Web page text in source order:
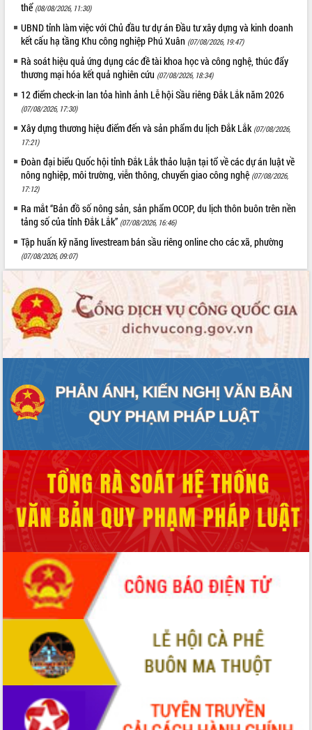
HĐND tỉnh thông qua điều chỉnh Quy
Hội thảo góp ý hồ sơ điều chỉnh quy
hoạch tỉnh Đắk Lắk thời kỳ 2021-2030,
tầm nhìn đến năm 2050
Nâng cao hiệu quả hoạt động của các
doanh nghiệp nhà nước
Hội nghị triển khai kết nối mạng
truyền số liệu chuyên dùng phục vụ cơ
quan Đảng, Nhà nước
Lễ phát động chuỗi hoạt động chung
tay làm sạch môi trường
Xã Ea Kar bước chuyển mình trong
công tác cải cách hành chính mô hình
mới
UBND tỉnh họp báo định kỳ tháng 4
năm 2026
Hội thảo khoa học “Giải pháp thúc đẩy
Đắk Lắk”
Tăng cường giám sát, đôn đốc thực
hiện nhiệm vụ quản lý tài sản công
hàng tuần
Tháo gỡ những vướng mắc, đẩy mạnh
tại Trung tâm Phục vụ hành chính
công tỉnh
Đắk Lắk: Tôn vinh 46 giải pháp tại Hội
Đắk Lắk rà soát, điều chỉnh Đề án 190
về phát triển nuôi trồng thủy sản
Phó Chủ tịch UBND tỉnh Đắk Lắk
Trương Công Thái kiểm tra thực địa
Dự án cao tốc Khánh Hòa - Buôn Ma
Thuột
Định vị cà phê Việt Nam như một “di
sản sống” trong dòng chảy toàn cầu
Xây dựng nông thôn mới: Nâng cao đời
sống người dân từ những mô hình thiết
thực
Quyết liệt tháo gỡ vướng mắc, đẩy
nhanh tiến độ các dự án trọng điểm
trong Khu kinh tế Nam Phú Yên
Hòn Yến phát triển du lịch gắn với bảo
tồn biển
Lấy ý kiến điều chỉnh Quy hoạch tỉnh
Đắk Lắk thời kỳ 2021-2030, tầm nhìn
đến năm 2050
thể (08/08/2026, 11:30)
UBND tỉnh làm việc với Chủ đầu tư dự án Đầu tư xây dựng và kinh doanh
kết cấu hạ tầng Khu công nghiệp Phú Xuân (07/08/2026, 19:47)
Rà soát hiệu quả ứng dụng các đề tài khoa học và công nghệ, thúc đẩy
thương mại hóa kết quả nghiên cứu (07/08/2026, 18:34)
12 điểm check-in lan tỏa hình ảnh Lễ hội Sầu riêng Đắk Lắk năm 2026
(07/08/2026, 17:30)
Xây dựng thương hiệu điểm đến và sản phẩm du lịch Đắk Lắk (07/08/2026,
17:21)
Đoàn đại biểu Quốc hội tỉnh Đắk Lắk thảo luận tại tổ về các dự án luật về
nông nghiệp, môi trường, viễn thông, chuyển giao công nghệ (07/08/2026,
17:12)
Ra mắt “Bản đồ số nông sản, sản phẩm OCOP, du lịch thôn buôn trên nền
tảng số của tỉnh Đắk Lắk” (07/08/2026, 16:46)
Tập huấn kỹ năng livestream bán sầu riêng online cho các xã, phường
(07/08/2026, 09:07)